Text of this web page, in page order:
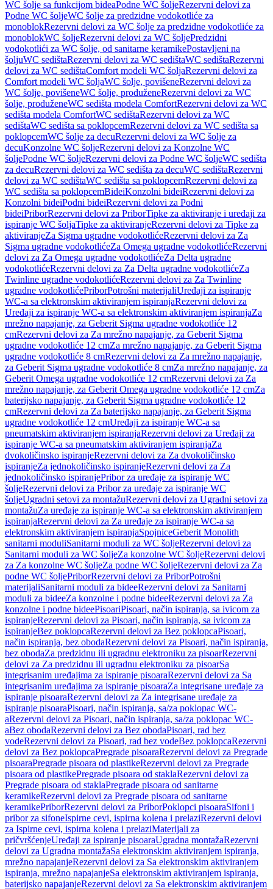
WC šolje sa funkcijom bideaPodne WC šoljeRezervni delovi za
Podne WC šoljeWC šolje za predzidne vodokotliće za
monoblokRezervni delovi za WC šolje za predzidne vodokotliće za
monoblokWC šoljeRezervni delovi za WC šoljePredzidni
vodokotlići za WC šolje, od sanitarne keramikePostavljeni na
šoljuWC sedištaRezervni delovi za WC sedištaWC sedištaRezervni
delovi za WC sedištaComfort modeli WC šoljaRezervni delovi za
Comfort modeli WC šoljaWC šolje, povišeneRezervni delovi za
WC šolje, povišeneWC šolje, produženeRezervni delovi za WC
šolje, produženeWC sedišta modela ComfortRezervni delovi za WC
sedišta modela ComfortWC sedištaRezervni delovi za WC
sedištaWC sedišta sa poklopcemRezervni delovi za WC sedišta sa
poklopcemWC šolje za decuRezervni delovi za WC šolje za
decuKonzolne WC šoljeRezervni delovi za Konzolne WC
šoljePodne WC šoljeRezervni delovi za Podne WC šoljeWC sedišta
za decuRezervni delovi za WC sedišta za decuWC sedištaRezervni
delovi za WC sedištaWC sedišta sa poklopcemRezervni delovi za
WC sedišta sa poklopcemBideiKonzolni bideiRezervni delovi za
Konzolni bideiPodni bideiRezervni delovi za Podni
bideiPriborRezervni delovi za PriborTipke za aktiviranje i uređaji za
ispiranje WC šoljaTipke za aktiviranjeRezervni delovi za Tipke za
aktiviranjeZa Sigma ugradne vodokotlićeRezervni delovi za Za
Sigma ugradne vodokotlićeZa Omega ugradne vodokotlićeRezervni
delovi za Za Omega ugradne vodokotlićeZa Delta ugradne
vodokotlićeRezervni delovi za Za Delta ugradne vodokotlićeZa
Twinline ugradne vodokotlićeRezervni delovi za Za Twinline
ugradne vodokotlićePriborPotrošni materijaliUređaji za ispiranje
WC-a sa elektronskim aktiviranjem ispiranjaRezervni delovi za
Uređaji za ispiranje WC-a sa elektronskim aktiviranjem ispiranjaZa
mrežno napajanje, za Geberit Sigma ugradne vodokotliće 12
cmRezervni delovi za Za mrežno napajanje, za Geberit Sigma
ugradne vodokotliće 12 cmZa mrežno napajanje, za Geberit Sigma
ugradne vodokotliće 8 cmRezervni delovi za Za mrežno napajanje,
za Geberit Sigma ugradne vodokotliće 8 cmZa mrežno napajanje, za
Geberit Omega ugradne vodokotliće 12 cmRezervni delovi za Za
mrežno napajanje, za Geberit Omega ugradne vodokotliće 12 cmZa
baterijsko napajanje, za Geberit Sigma ugradne vodokotliće 12
cmRezervni delovi za Za baterijsko napajanje, za Geberit Sigma
ugradne vodokotliće 12 cmUređaji za ispiranje WC-a sa
pneumatskim aktiviranjem ispiranjaRezervni delovi za Uređaji za
ispiranje WC-a sa pneumatskim aktiviranjem ispiranjaZa
dvokoličinsko ispiranjeRezervni delovi za Za dvokoličinsko
ispiranjeZa jednokoličinsko ispiranjeRezervni delovi za Za
jednokoličinsko ispiranjePribor za uređaje za ispiranje WC
šoljeRezervni delovi za Pribor za uređaje za ispiranje WC
šoljeUgradni setovi za montažuRezervni delovi za Ugradni setovi za
montažuZa uređaje za ispiranje WC-a sa elektronskim aktiviranjem
ispiranjaRezervni delovi za Za uređaje za ispiranje WC-a sa
elektronskim aktiviranjem ispiranjaSpojniceGeberit Monolith
sanitarni moduliSanitarni moduli za WC šoljeRezervni delovi za
Sanitarni moduli za WC šoljeZa konzolne WC šoljeRezervni delovi
za Za konzolne WC šoljeZa podne WC šoljeRezervni delovi za Za
podne WC šoljePriborRezervni delovi za PriborPotrošni
materijaliSanitarni moduli za bideeRezervni delovi za Sanitarni
moduli za bideeZa konzolne i podne bideeRezervni delovi za Za
konzolne i podne bideePisoariPisoari, način ispiranja, sa ivicom za
ispiranjeRezervni delovi za Pisoari, način ispiranja, sa ivicom za
ispiranjeBez poklopcaRezervni delovi za Bez poklopcaPisoari,
način ispiranja, bez obodaRezervni delovi za Pisoari, način ispiranja,
bez obodaZa predzidnu ili ugradnu elektroniku za pisoarRezervni
delovi za Za predzidnu ili ugradnu elektroniku za pisoarSa
integrisanim uređajima za ispiranje pisoaraRezervni delovi za Sa
integrisanim uređajima za ispiranje pisoaraZa integrisane uređaje za
ispiranje pisoaraRezervni delovi za Za integrisane uređaje za
ispiranje pisoaraPisoari, način ispiranja, sa/za poklopac WC-
aRezervni delovi za Pisoari, način ispiranja, sa/za poklopac WC-
aBez obodaRezervni delovi za Bez obodaPisoari, rad bez
vodeRezervni delovi za Pisoari, rad bez vodeBez poklopcaRezervni
delovi za Bez poklopcaPregrade pisoaraRezervni delovi za Pregrade
pisoaraPregrade pisoara od plastikeRezervni delovi za Pregrade
pisoara od plastikePregrade pisoara od staklaRezervni delovi za
Pregrade pisoara od staklaPregrade pisoara od sanitarne
keramikeRezervni delovi za Pregrade pisoara od sanitarne
keramikePriborRezervni delovi za PriborPoklopci pisoaraSifoni i
pribor za sifoneIspirne cevi, ispirna kolena i prelaziRezervni delovi
za Ispirne cevi, ispirna kolena i prelaziMaterijali za
pričvršćenjeUređaji za ispiranje pisoaraUgradna montažaRezervni
delovi za Ugradna montažaSa elektronskim aktiviranjem ispiranja,
mrežno napajanjeRezervni delovi za Sa elektronskim aktiviranjem
ispiranja, mrežno napajanjeSa elektronskim aktiviranjem ispiranja,
baterijsko napajanjeRezervni delovi za Sa elektronskim aktiviranjem